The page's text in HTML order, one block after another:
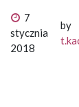
7
stycznia
2018
by